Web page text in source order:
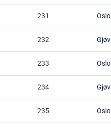
231
232
233
234
235